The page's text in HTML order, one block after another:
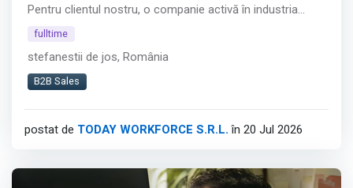
Pentru clientul nostru, o companie activă în industria
alimentară, recrutăm un Agent de Vânzări HoReCa
creșterea vânzărilor în zona restaurantelor, cafenelelor și
altor locații HoReCa din București.︇︃︅︎︃︊︉︎​️︀︆︋​︁︁️︀​︋️︎︌​️︊︊︆︅︃︋︋︊︃︌︍
Afișează tot
fulltime
stefanestii de jos, România
B2B Sales
postat de TODAY WORKFORCE S.R.L. în 20 Jul 2026